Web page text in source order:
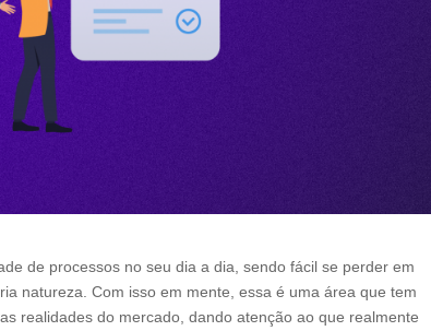
de processos no seu dia a dia, sendo fácil se perder em
natureza. Com isso em mente, essa é uma área que tem
realidades do mercado, dando atenção ao que realmente